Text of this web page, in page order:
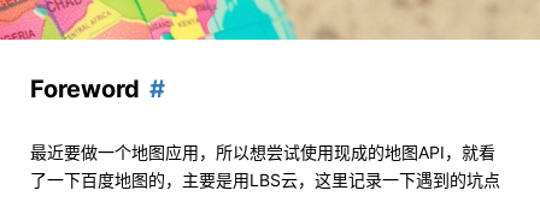
Foreword
最近要做一个地图应用，所以想尝试使用现成的地图API，就看
了一下百度地图的，主要是用LBS云，这里记录一下遇到的坑点